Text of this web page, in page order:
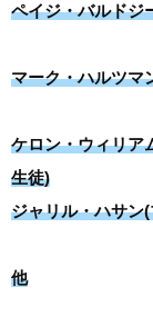
ペイジ・バルドジ
マーク・ハルツマ
ケロン・ウィリア
生徒)
ジャリル・ハサン
他